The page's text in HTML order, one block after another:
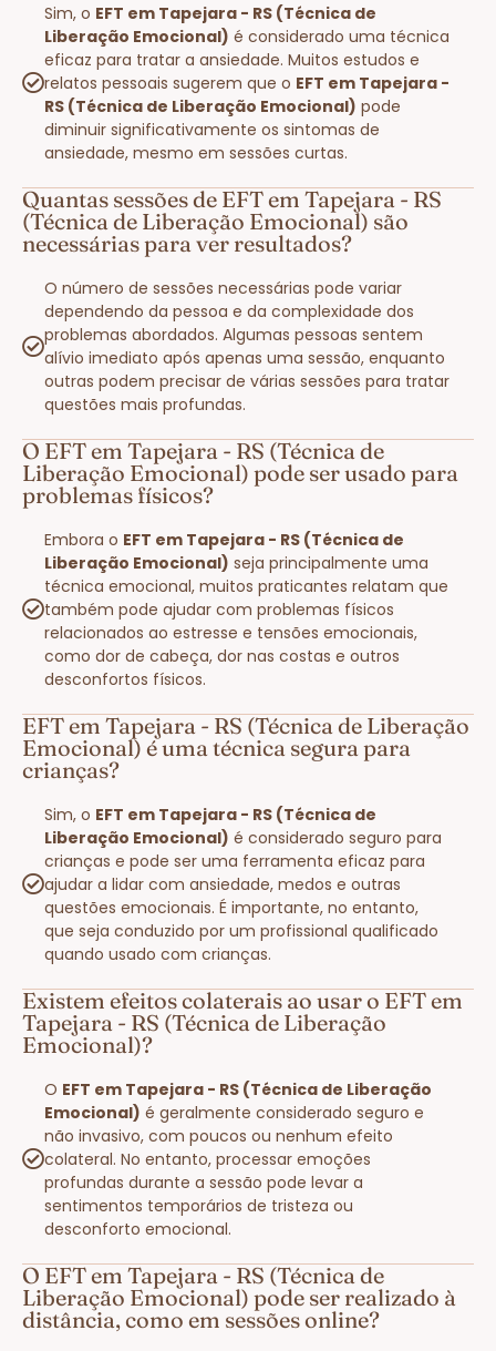
Sim, o EFT em Tapejara - RS (Técnica de
Liberação Emocional) é considerado uma técnica
eficaz para tratar a ansiedade. Muitos estudos e
relatos pessoais sugerem que o EFT em Tapejara -
RS (Técnica de Liberação Emocional) pode
diminuir significativamente os sintomas de
ansiedade, mesmo em sessões curtas.
Quantas sessões de EFT em Tapejara - RS
(Técnica de Liberação Emocional) são
necessárias para ver resultados?
O número de sessões necessárias pode variar
dependendo da pessoa e da complexidade dos
problemas abordados. Algumas pessoas sentem
alívio imediato após apenas uma sessão, enquanto
outras podem precisar de várias sessões para tratar
questões mais profundas.
O EFT em Tapejara - RS (Técnica de
Liberação Emocional) pode ser usado para
problemas físicos?
Embora o EFT em Tapejara - RS (Técnica de
Liberação Emocional) seja principalmente uma
técnica emocional, muitos praticantes relatam que
também pode ajudar com problemas físicos
relacionados ao estresse e tensões emocionais,
como dor de cabeça, dor nas costas e outros
desconfortos físicos.
EFT em Tapejara - RS (Técnica de Liberação
Emocional) é uma técnica segura para
crianças?
Sim, o EFT em Tapejara - RS (Técnica de
Liberação Emocional) é considerado seguro para
crianças e pode ser uma ferramenta eficaz para
ajudar a lidar com ansiedade, medos e outras
questões emocionais. É importante, no entanto,
que seja conduzido por um profissional qualificado
quando usado com crianças.
Existem efeitos colaterais ao usar o EFT em
Tapejara - RS (Técnica de Liberação
Emocional)?
O EFT em Tapejara - RS (Técnica de Liberação
Emocional) é geralmente considerado seguro e
não invasivo, com poucos ou nenhum efeito
colateral. No entanto, processar emoções
profundas durante a sessão pode levar a
sentimentos temporários de tristeza ou
desconforto emocional.
O EFT em Tapejara - RS (Técnica de
Liberação Emocional) pode ser realizado à
distância, como em sessões online?